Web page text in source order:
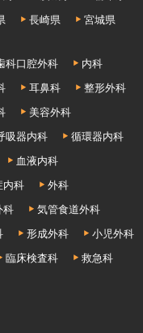
長崎県
宮城県
科口腔外科
内科
耳鼻科
整形外科
美容外科
吸器内科
循環器内科
血液内科
内科
外科
科
気管食道外科
形成外科
小児外科
臨床検査科
救急科